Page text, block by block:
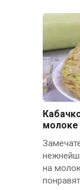
молоке
на